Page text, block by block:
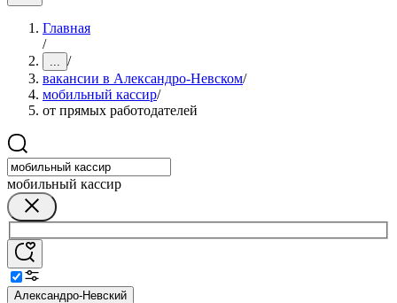
Главная
/
... /
вакансии в Александро-Невском/
мобильный кассир/
от прямых работодателей
мобильный кассир
Александро-Невский